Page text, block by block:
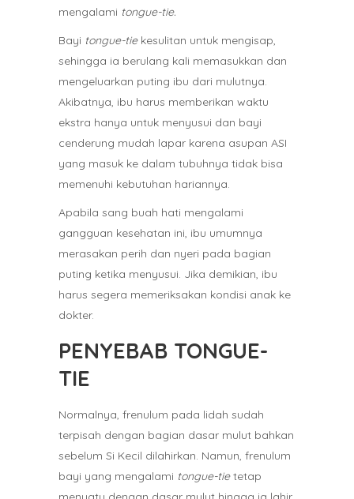
mengalami tongue-tie.
Bayi tongue-tiekesulitan untuk mengisap,
sehingga ia berulang kali memasukkan dan
mengeluarkan puting ibu dari mulutnya.
Akibatnya, ibu harus memberikan waktu
ekstra hanya untuk menyusui dan bayi
cenderung mudah lapar karena asupan ASI
yang masuk ke dalam tubuhnya tidak bisa
memenuhi kebutuhan hariannya.
Apabila sang buah hati mengalami
gangguan kesehatan ini, ibu umumnya
merasakan perih dan nyeri pada bagian
puting ketika menyusui. Jika demikian, ibu
harus segera memeriksakan kondisi anak ke
dokter.
PENYEBAB TONGUE-
TIE
Normalnya, frenulum pada lidah sudah
terpisah dengan bagian dasar mulut bahkan
sebelum Si Kecil dilahirkan. Namun, frenulum
bayi yang mengalami tongue-tietetap